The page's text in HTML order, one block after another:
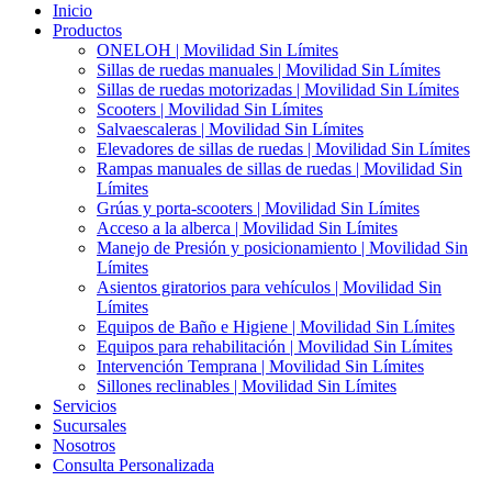
Inicio
Productos
ONELOH | Movilidad Sin Límites
Sillas de ruedas manuales | Movilidad Sin Límites
Sillas de ruedas motorizadas | Movilidad Sin Límites
Scooters | Movilidad Sin Límites
Salvaescaleras | Movilidad Sin Límites
Elevadores de sillas de ruedas | Movilidad Sin Límites
Rampas manuales de sillas de ruedas | Movilidad Sin
Límites
Grúas y porta-scooters | Movilidad Sin Límites
Acceso a la alberca | Movilidad Sin Límites
Manejo de Presión y posicionamiento | Movilidad Sin
Límites
Asientos giratorios para vehículos | Movilidad Sin
Límites
Equipos de Baño e Higiene | Movilidad Sin Límites
Equipos para rehabilitación | Movilidad Sin Límites
Intervención Temprana | Movilidad Sin Límites
Sillones reclinables | Movilidad Sin Límites
Servicios
Sucursales
Nosotros
Consulta Personalizada